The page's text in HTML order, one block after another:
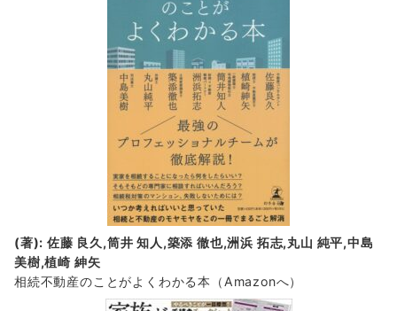
(著): 佐藤 良久,筒井 知人,築添 徹也,洲浜 拓志,丸山 純平,中島
美樹,植崎 紳矢
相続不動産のことがよくわかる本（Amazonへ）